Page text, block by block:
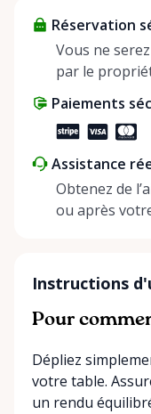
helping people
positive impact on the
share instead of
Réservation
Vous ne
par le
Paiements
Assistance
Obtenez de
ou après
Instructions
Pour
Dépliez
votre table.
un rendu